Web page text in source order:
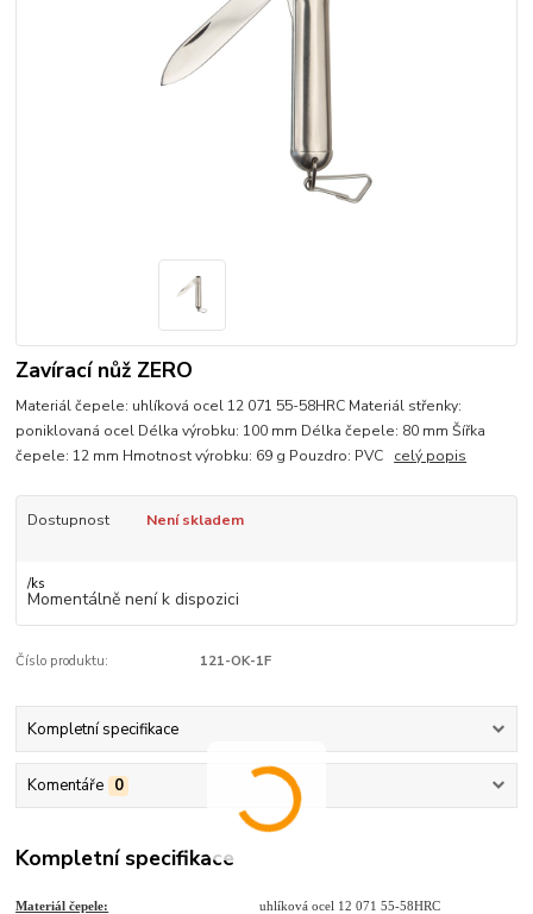
Zavírací nůž ZERO
Materiál čepele: uhlíková ocel 12 071 55-58HRC Materiál střenky:
poniklovaná ocel Délka výrobku: 100 mm Délka čepele: 80 mm Šířka
čepele: 12 mm Hmotnost výrobku: 69 g Pouzdro: PVC celý popis
Dostupnost Není skladem
/ks
Momentálně není k dispozici
Číslo produktu: 121-OK-1F
Kompletní specifikace
Komentáře 0
Kompletní specifikace
Materiál čepele: uhlíková ocel 12 071 55-58HRC